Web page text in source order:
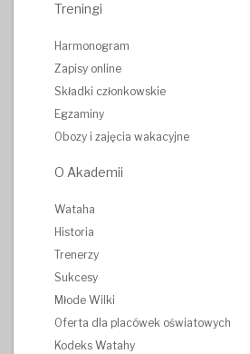
Treningi
Harmonogram
Zapisy online
Składki członkowskie
Egzaminy
Obozy i zajęcia wakacyjne
O Akademii
Wataha
Historia
Trenerzy
Sukcesy
Młode Wilki
Oferta dla placówek oświatowych
Kodeks Watahy